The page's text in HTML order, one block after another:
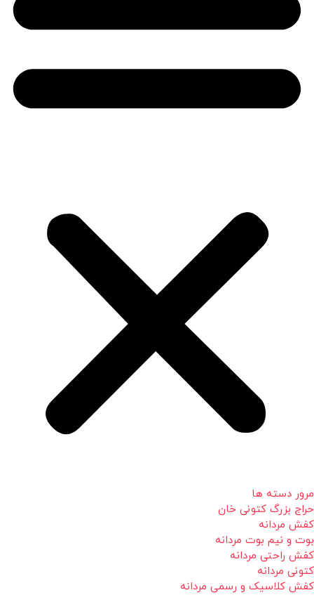
مرور دسته ها
حراج بزرگ کتونی خان
کفش مردانه
بوت و نیم بوت مردانه
کفش راحتی مردانه
کتونی مردانه
کفش کلاسیک و رسمی مردانه